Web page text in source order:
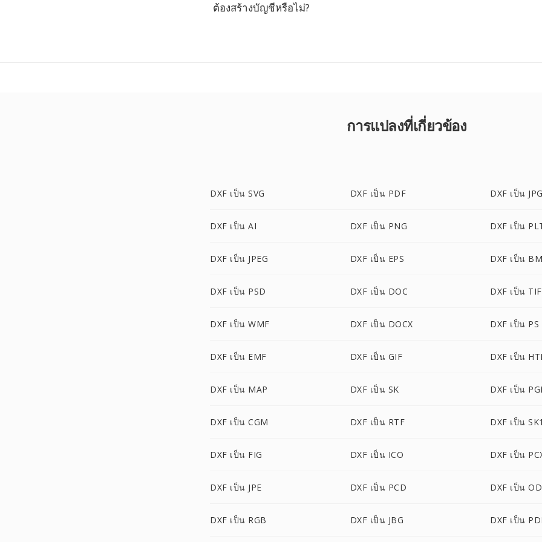
ต้องสร้างบัญชีหรือไม่?
การแปลงที่เกี่ยวข้อง
DXF เป็น SVG DXF เป็น PDF DXF เป็น JPG
DXF เป็น AI DXF เป็น PNG DXF เป็น
DXF เป็น JPEG DXF เป็น EPS DXF เป็น
DXF เป็น PSD DXF เป็น DOC DXF เป็น
DXF เป็น WMF DXF เป็น DOCX DXF เป็น PS
DXF เป็น EMF DXF เป็น GIF DXF เป็น
DXF เป็น MAP DXF เป็น SK DXF เป็น
DXF เป็น CGM DXF เป็น RTF DXF เป็น SK1
DXF เป็น FIG DXF เป็น ICO DXF เป็น
DXF เป็น JPE DXF เป็น PCD DXF เป็น
DXF เป็น RGB DXF เป็น JBG DXF เป็น